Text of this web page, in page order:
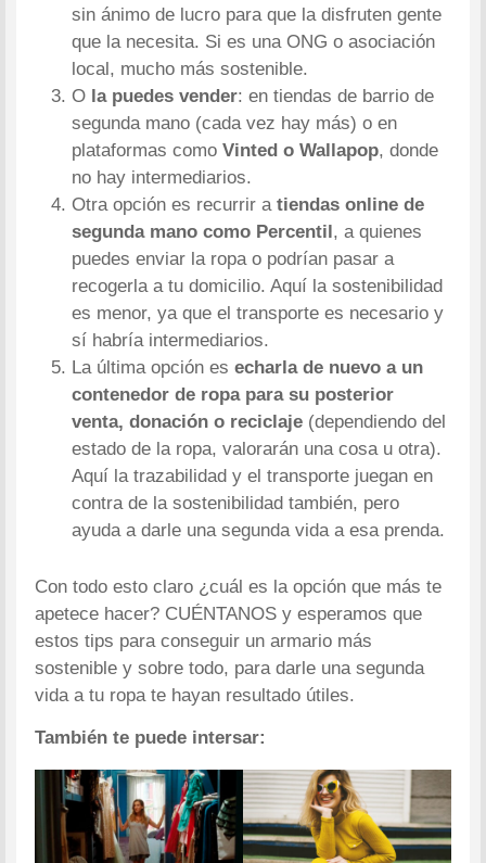
sin ánimo de lucro para que la disfruten gente
que la necesita. Si es una ONG o asociación
local, mucho más sostenible.
O la puedes vender: en tiendas de barrio de
segunda mano (cada vez hay más) o en
plataformas comoVinted o Wallapop, donde
no hay intermediarios.
Otra opción es recurrir atiendas online de
segunda mano como Percentil, a quienes
puedes enviar la ropa o podrían pasar a
recogerla a tu domicilio. Aquí la sostenibilidad
es menor, ya que el transporte es necesario y
sí habría intermediarios.
La última opción esecharla de nuevo a un
contenedor de ropa para su posterior
venta, donación o reciclaje (dependiendo del
estado de la ropa, valorarán una cosa u otra).
Aquí la trazabilidad y el transporte juegan en
contra de la sostenibilidad también, pero
ayuda a darle una segunda vida a esa prenda.
Con todo esto claro ¿cuál es la opción que más te
apetece hacer? CUÉNTANOS y esperamos que
estos tips para conseguir un armario más
sostenible y sobre todo, para darle una segunda
vida a tu ropa te hayan resultado útiles.
También te puede intersar: